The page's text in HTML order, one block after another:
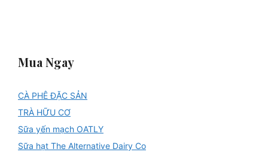
Mua Ngay
CÀ PHÊ ĐẶC SẢN
TRÀ HỮU CƠ
Sữa yến mạch OATLY
Sữa hạt The Alternative Dairy Co